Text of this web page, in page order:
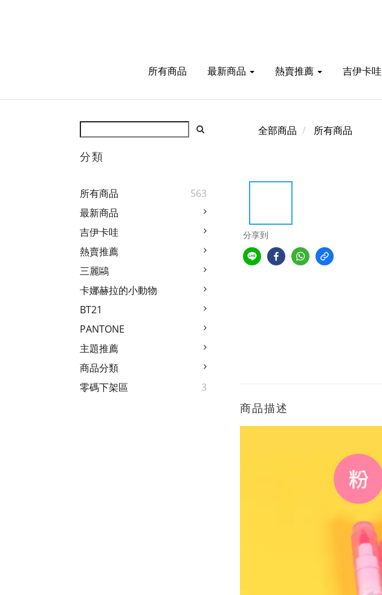
所有商品 最新商品 熱賣推薦 吉伊卡哇
分類
所有商品
563
最新商品
吉伊卡哇
熱賣推薦
三麗鷗
卡娜赫拉的小動物
BT21
PANTONE
主題推薦
商品分類
零碼下架區
3
全部商品 所有商品
分享到
商品描述